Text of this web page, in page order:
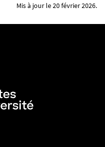
Mis à jour le 20 février 2026.